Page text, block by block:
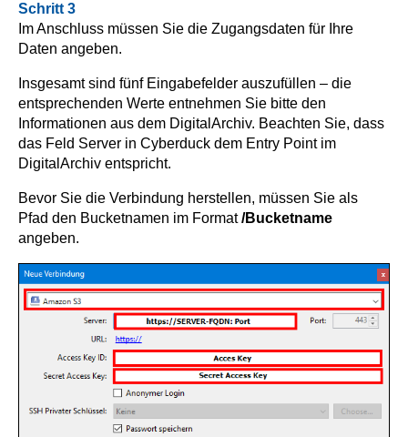
Schritt 3
Im Anschluss müssen Sie die Zugangsdaten für Ihre
Daten angeben.
Insgesamt sind fünf Eingabefelder auszufüllen – die
entsprechenden Werte entnehmen Sie bitte den
Informationen aus dem DigitalArchiv. Beachten Sie, dass
das Feld Server in Cyberduck dem Entry Point im
DigitalArchiv entspricht.
Bevor Sie die Verbindung herstellen, müssen Sie als
Pfad den Bucketnamen im Format/Bucketname
angeben.